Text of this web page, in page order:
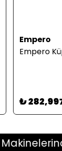
Empero
Empero
₺